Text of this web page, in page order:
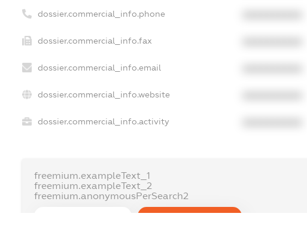
dossier.commercial_info.phone
dossier.commercial_info.fax
dossier.commercial_info.email
dossier.commercial_info.website
dossier.commercial_info.activity
freemium.exampleText_1
freemium.exampleText_2
freemium.anonymousPerSearch2
FREEMIUM.REGISTER